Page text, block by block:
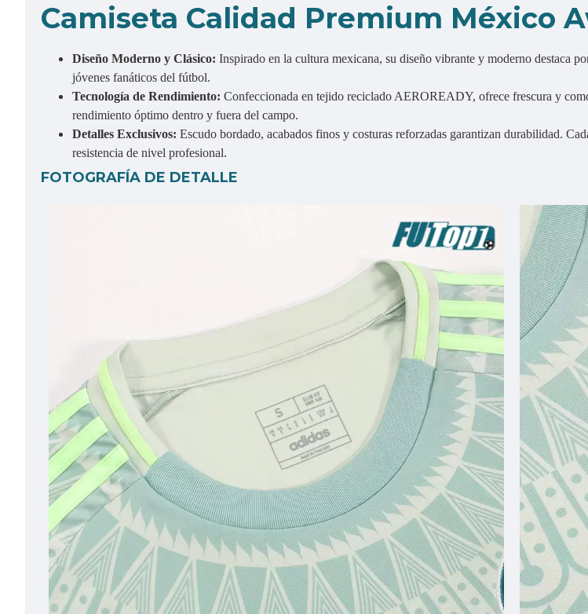
Camiseta Calidad Premium México
Diseño Moderno y Clásico: Inspirado en la cultura mexicana, su diseño vibrante y moderno destaca
jóvenes fanáticos del fútbol.
Tecnología de Rendimiento: Confeccionada en tejido reciclado AEROREADY, ofrece frescura y
rendimiento óptimo dentro y fuera del campo.
Detalles Exclusivos: Escudo bordado, acabados finos y costuras reforzadas garantizan durabilidad.
resistencia de nivel profesional.
FOTOGRAFÍA DE DETALLE